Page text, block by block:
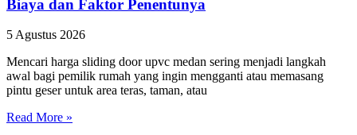
Biaya dan Faktor Penentunya
5 Agustus 2026
Mencari harga sliding door upvc medan sering menjadi langkah
awal bagi pemilik rumah yang ingin mengganti atau memasang
pintu geser untuk area teras, taman, atau
Read More »